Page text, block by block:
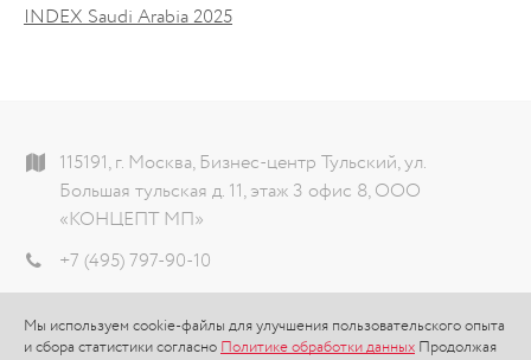
Мы используем cookie-файлы для улучшения пользовательского опыта
и сбора статистики согласно Политике обработки данных Продолжая
INDEX Saudi Arabia 2025
115191, г. Москва, Бизнес-центр Тульский, ул.
Большая тульская д. 11, этаж 3 офис 8, ООО
«КОНЦЕПТ МП»
+7 (495) 797-90-10
Политика обработки данных